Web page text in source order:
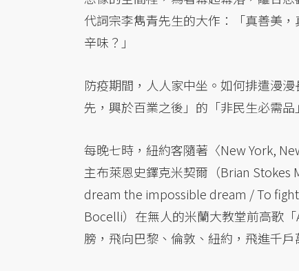
代詞宗李雋青先生的大作：「真善美
辛味？」
防疫期間，人人家中坐。如何排遣漫
先，興於百業之後」的「非民生必需
每晚七時，紐約客隨著〈New York,
主布萊恩史鐸克米契爾（Brian
dream the impossible dream / To
Bocelli）在無人的米蘭大教堂前高歌
膀，飛向巴黎、倫敦、紐約，飛進千戶